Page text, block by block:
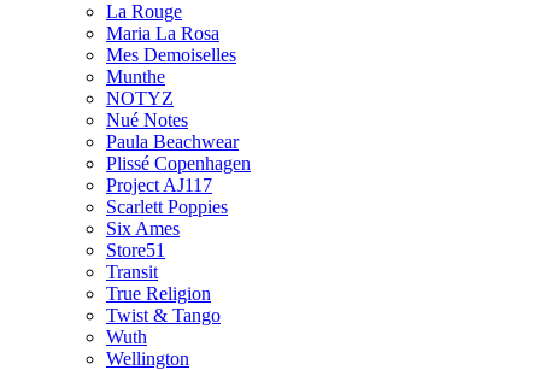
La Rouge
Maria La Rosa
Mes Demoiselles
Munthe
NOTYZ
Nué Notes
Paula Beachwear
Plissé Copenhagen
Project AJ117
Scarlett Poppies
Six Ames
Store51
Transit
True Religion
Twist & Tango
Wuth
Wellington